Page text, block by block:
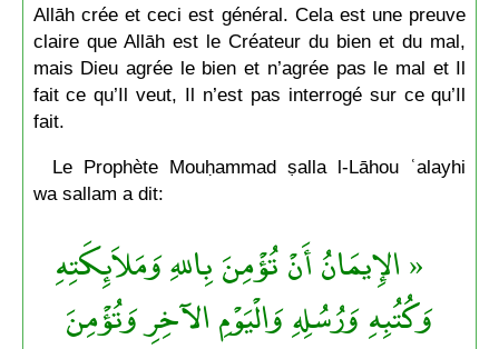
Allāh crée et ceci est général. Cela est une preuve
claire que Allāh est le Créateur du bien et du mal,
mais Dieu agrée le bien et n’agrée pas le mal et Il
fait ce qu’Il veut, Il n’est pas interrogé sur ce qu’Il
fait.
Le Prophète Mouḥammad ṣalla l-Lāhou ʿalayhi
wa sallam a dit:
« الإِيمَانُ أَنْ تُؤْمِنَ بِاللهِ وَمَلاَئِكَتِهِ
وَكُتُبِهِ وَرُسُلِهِ وَالْيَوْمِ الآخِرِ وَتُؤْمِنَ